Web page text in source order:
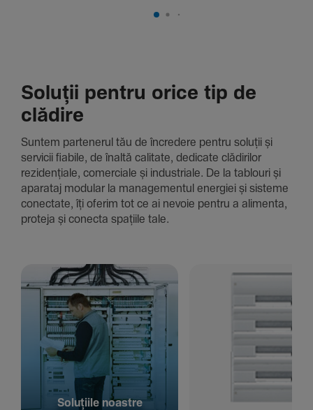
Soluții pentru orice tip de
clădire
Suntem parte­nerul tău de încre­dere pentru soluții și
servicii fiabile, de înaltă cali­tate, dedi­cate clădi­rilor
rezi­den­țiale, comer­ciale și indus­triale. De la tablouri și
aparataj modular la managementul energiei și sisteme
conec­tate, îți oferim tot ce ai nevoie pentru a alimenta,
proteja și conecta spațiile tale.
Solu­țiile noastre